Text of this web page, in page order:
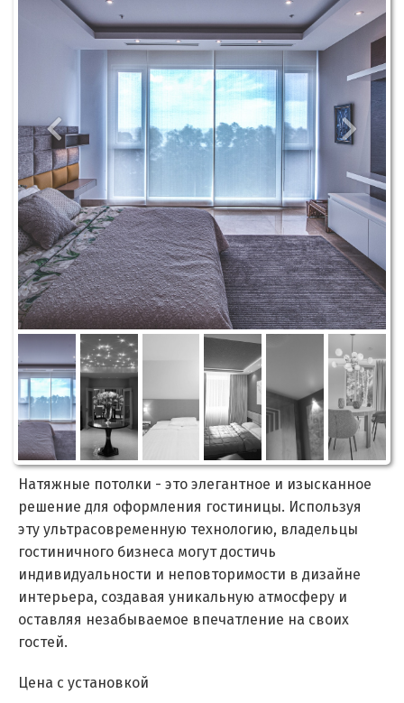
Натяжные потолки - это элегантное и изысканное
решение для оформления гостиницы. Используя
эту ультрасовременную технологию, владельцы
гостиничного бизнеса могут достичь
индивидуальности и неповторимости в дизайне
интерьера, создавая уникальную атмосферу и
оставляя незабываемое впечатление на своих
гостей.
Цена с установкой